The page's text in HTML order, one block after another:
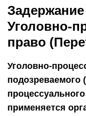
Уголовно-
право
Уголовно-
подозреваемого
применяется